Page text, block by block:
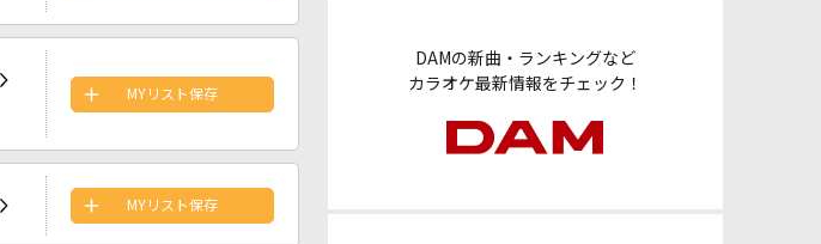
DAMの新曲・ランキングなど
カラオケ最新情報をチェック！
MYリスト保存
MYリスト保存